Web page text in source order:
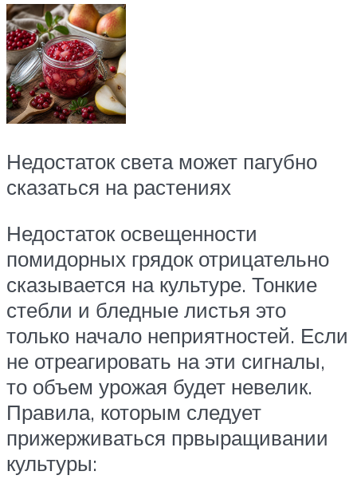
Недостаток света может пагубно
сказаться на растениях
Недостаток освещенности
помидорных грядок отрицательно
сказывается на культуре. Тонкие
стебли и бледные листья это
только начало неприятностей. Если
не отреагировать на эти сигналы,
то объем урожая будет невелик.
Правила, которым следует
прижерживаться првыращивании
культуры: